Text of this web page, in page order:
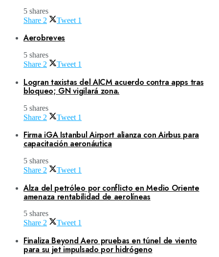
5 shares
Share 2 Tweet 1
Aerobreves
5 shares
Share 2 Tweet 1
Logran taxistas del AICM acuerdo contra apps tras
bloqueo; GN vigilará zona.
5 shares
Share 2 Tweet 1
Firma iGA Istanbul Airport alianza con Airbus para
capacitación aeronáutica
5 shares
Share 2 Tweet 1
Alza del petróleo por conflicto en Medio Oriente
amenaza rentabilidad de aerolíneas
5 shares
Share 2 Tweet 1
Finaliza Beyond Aero pruebas en túnel de viento
para su jet impulsado por hidrógeno